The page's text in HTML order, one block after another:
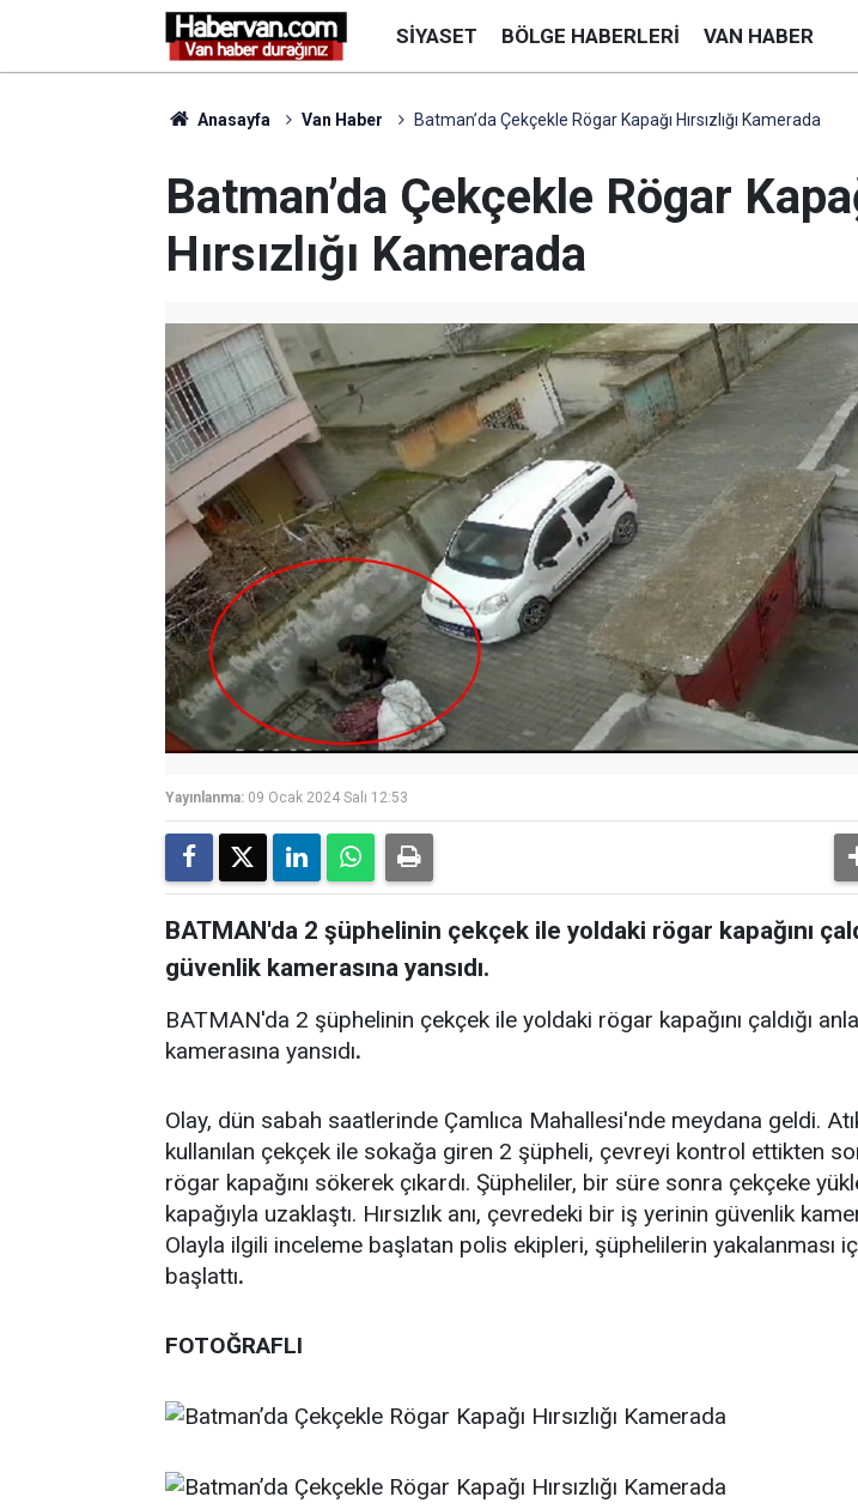
SIYASET BÖLGE HABERLERI VAN HABER
Anasayfa Van Haber Batman’da Çekçekle Rögar Kapağı Hırsızlığı Kamerada
Batman’da Çekçekle Rögar
Hırsızlığı Kamerada
Yayınlanma: 09 Ocak 2024 Salı 12:53
BATMAN'da 2 şüphelinin çekçek ile yoldaki rögar kapağını
güvenlik kamerasına yansıdı.
BATMAN'da 2 şüphelinin çekçek ile yoldaki rögar kapağını çaldığı
kamerasına yansıdı.
Olay, dün sabah saatlerinde Çamlıca Mahallesi'nde meydana geldi.
kullanılan çekçek ile sokağa giren 2 şüpheli, çevreyi kontrol ettikten
rögar kapağını sökerek çıkardı. Şüpheliler, bir süre sonra çekçeke
kapağıyla uzaklaştı. Hırsızlık anı, çevredeki bir iş yerinin güvenlik
Olayla ilgili inceleme başlatan polis ekipleri, şüphelilerin yakalanması
başlattı.
FOTOĞRAFLI